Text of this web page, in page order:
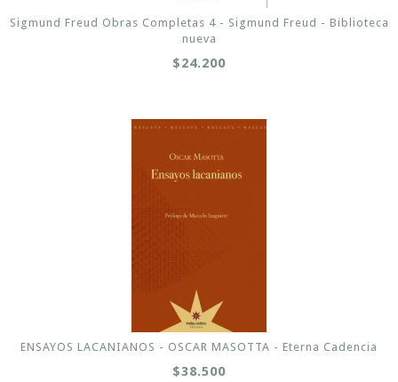
Sigmund Freud Obras Completas 4 - Sigmund Freud - Biblioteca
nueva
$24.200
ENSAYOS LACANIANOS - OSCAR MASOTTA - Eterna Cadencia
$38.500